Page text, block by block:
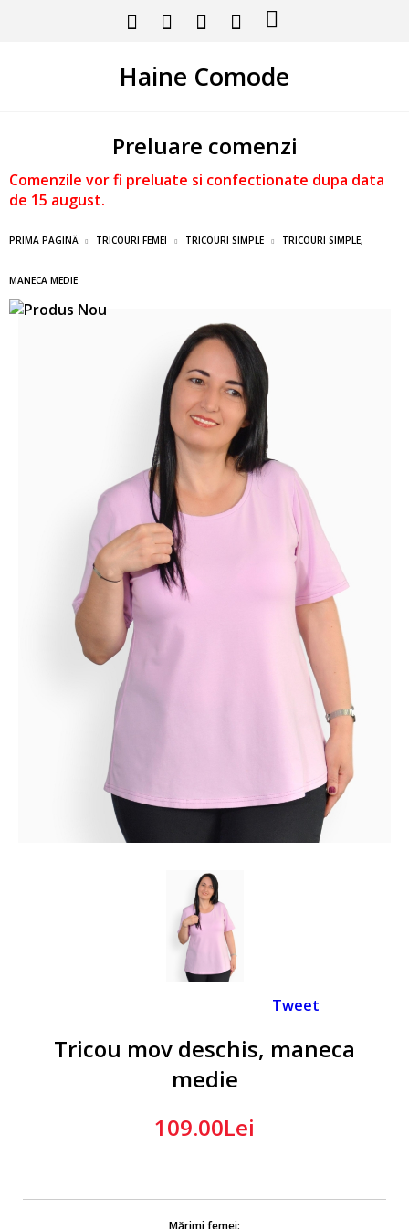
Haine Comode
Preluare comenzi
Comenzile vor fi preluate si confectionate dupa data
de 15 august.
PRIMA PAGINĂ TRICOURI FEMEI TRICOURI SIMPLE TRICOURI SIMPLE,
MANECA MEDIE
Tricou mov deschis, maneca
medie
109.00Lei
Mărimi femei:
Tweet